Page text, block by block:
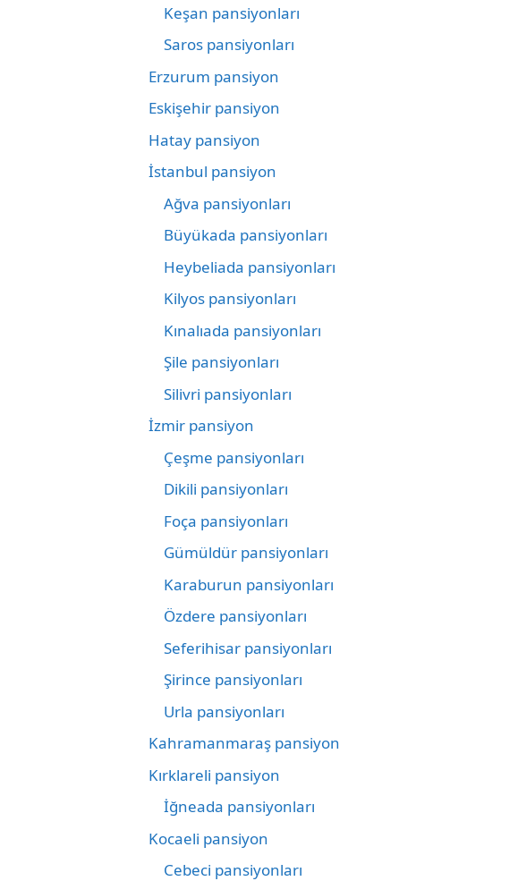
Keşan pansiyonları
Saros pansiyonları
Erzurum pansiyon
Eskişehir pansiyon
Hatay pansiyon
İstanbul pansiyon
Ağva pansiyonları
Büyükada pansiyonları
Heybeliada pansiyonları
Kilyos pansiyonları
Kınalıada pansiyonları
Şile pansiyonları
Silivri pansiyonları
İzmir pansiyon
Çeşme pansiyonları
Dikili pansiyonları
Foça pansiyonları
Gümüldür pansiyonları
Karaburun pansiyonları
Özdere pansiyonları
Seferihisar pansiyonları
Şirince pansiyonları
Urla pansiyonları
Kahramanmaraş pansiyon
Kırklareli pansiyon
İğneada pansiyonları
Kocaeli pansiyon
Cebeci pansiyonları